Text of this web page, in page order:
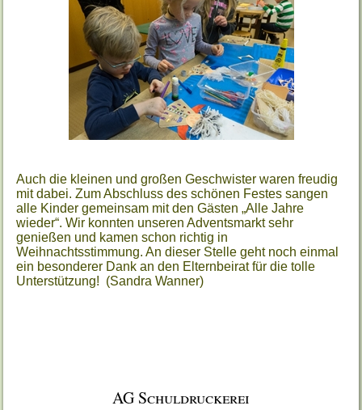
Auch die kleinen und großen Geschwister waren freudig
mit dabei.Zum Abschluss des schönen Festes sangen
alle Kinder gemeinsam mit den Gästen „Alle Jahre
wieder“. Wir konnten unseren Adventsmarkt sehr
genießen und kamen schon richtig in
Weihnachtsstimmung. An dieser Stelle geht noch einmal
ein besonderer Dank an den Elternbeirat für die tolle
Unterstützung! (Sandra Wanner)
AG Schuldruckerei